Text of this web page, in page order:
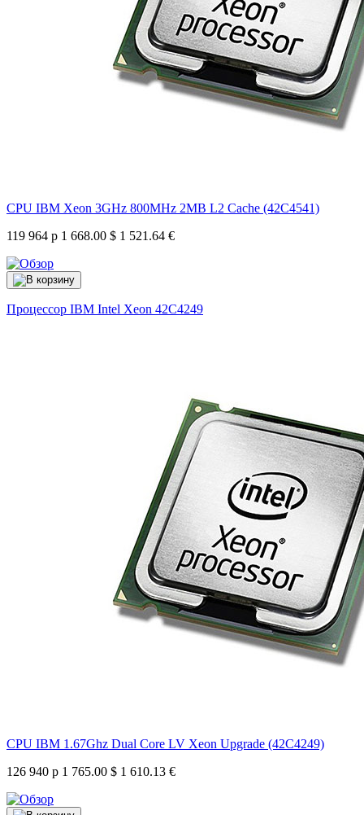
CPU IBM Xeon 3GHz 800MHz 2MB L2 Cache (42C4541)
119 964 р 1 668.00 $ 1 521.64 €
Процессор IBM Intel Xeon 42C4249
CPU IBM 1.67Ghz Dual Core LV Xeon Upgrade (42C4249)
126 940 р 1 765.00 $ 1 610.13 €